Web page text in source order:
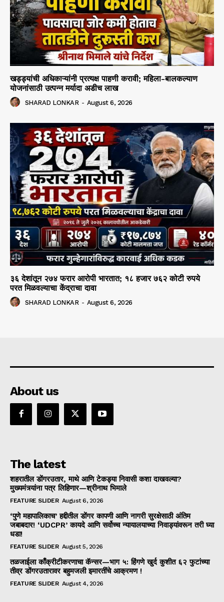
खड्ड्यांची अधिकाऱ्यांनी प्रत्यक्ष पाहणी करावी; महिला-बालकल्याण
योजनांसाठी उत्पन्न मर्यादा अडीच लाख
SHARAD LONKAR - August 6, 2026
३६ देशांतून २७४ फरार आरोपी भारतात; १८ हजार ७६२ कोटी रुपये
परत मिळवल्याचा केंद्राचा दावा
SHARAD LONKAR - August 6, 2026
About us
The latest
शहरातील डोंगरउतार, माथे आणि टेकड्या निवासी कशा दाखवल्या?
मुख्यमंत्र्यांना पत्र लिहिणार—श्रीनाथ भिमाले
FEATURE SLIDER August 6, 2026
‘पुणे महापालिकाच’ हद्दीतील डोंगर कापणी आणि नागरी सुरक्षेसाठी अंतिम
जबाबदार! ‘UDCPR’ कायदे आणि सर्वोच्च न्यायालयाच्या निवाड्यांवरून तरी घ्या
धडा!
FEATURE SLIDER August 5, 2026
तळजाईला काँक्रीटीकरणाचा कॅन्सर—भाग ५: हिंगणे खुर्द कुशीत ६२ फुटांच्या
तीव्र डोंगरउतारावर बहुमजली इमारतींचे आक्रमण !
FEATURE SLIDER August 4, 2026